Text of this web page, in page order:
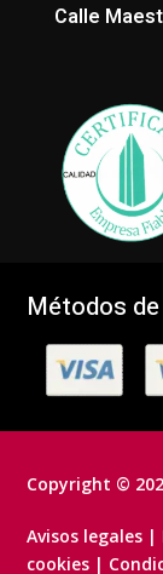
Calle
Métodos
Copyright ©
Avisos legales |
cookies |